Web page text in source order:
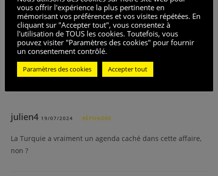
Julien19/07/2024 RÉPONDRE
Merci pour cet éclairage, on entend peu parler de ces
sujets dans les médias traditionnels.
julien4 19/07/2024 RÉPONDRE
La Turquie a vraiment un agenda caché dans cette affaire,
non ?
vous offrir l'expérience la plus pertinente en
mémorisant vos préférences et vos visites répétées. En
cliquant sur "Accepter tout", vous consentez à
l'utilisation de TOUS les cookies. Toutefois, vous
pouvez visiter "Paramètres des cookies" pour fournir
un consentement contrôlé.
Paramètres des cookies Accepter tout